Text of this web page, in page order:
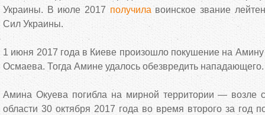
Украины. В июле 2017 получила воинское звание
Сил Украины.
1 июня 2017 года в Киеве произошло покушение на
Осмаева. Тогда Амине удалось обезвредить нападающего.
Амина Окуева погибла на мирной территории — возле
области 30 октября 2017 года во время второго за год